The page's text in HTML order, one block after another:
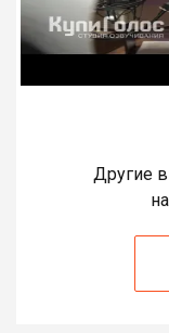
Другие